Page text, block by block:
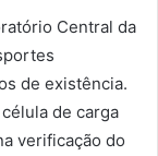
Central da
de existência.
de carga
verificação do